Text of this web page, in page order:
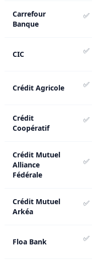
Carrefour
Banque
✅
CIC ✅
Crédit Agricole ✅
Crédit
Coopératif
✅
Crédit Mutuel
Alliance
Fédérale
✅
Crédit Mutuel
Arkéa
✅
Floa Bank ✅